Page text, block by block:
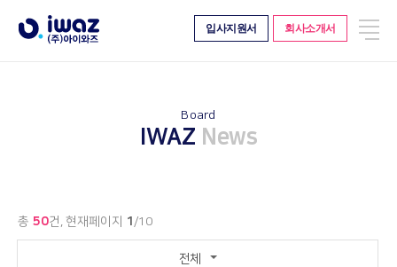
회사소개서
입사지원서
전
체
About Work
Board
IWAZ News
총 50건, 현재페이지 1 /10
전체